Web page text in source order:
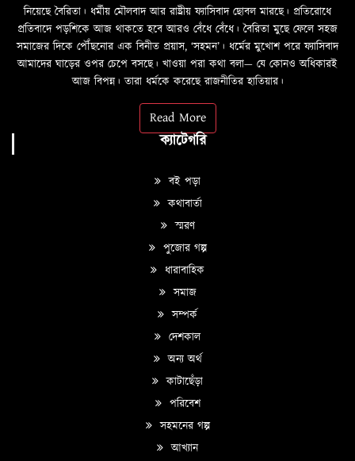
নিয়েছে বৈরিতা। ধর্মীয় মৌলবাদ আর রাষ্ট্রীয় ফ্যাসিবাদ ছোবল মারছে। প্রতিরোধে
প্রতিবাদে পড়শিকে আজ থাকতে হবে আরও বেঁধে বেঁধে। বৈরিতা মুছে ফেলে সহজ
সমাজের দিকে পৌঁছনোর এক বিনীত প্রয়াস, ‘সহমন’। ধর্মের মুখোশ পরে ফ্যাসিবাদ
আমাদের ঘাড়ের ওপর চেপে বসছে। খাওয়া পরা কথা বলা—­­ যে কোনও অধিকারই
আজ বিপন্ন। তারা ধর্মকে করেছে রাজনীতির হাতিয়ার।
Read More
ক্যাটেগরি
বই পড়া
কথাবার্তা
স্মরণ
পুজোর গল্প
ধারাবাহিক
সমাজ
সম্পর্ক
দেশকাল
অন্য অর্থ
কাটাছেঁড়া
পরিবেশ
সহমনের গল্প
আখ্যান